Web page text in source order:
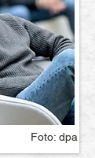
Foto: dpa